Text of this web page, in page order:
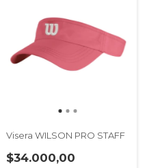
Visera WILSON PRO STAFF
$34.000,00